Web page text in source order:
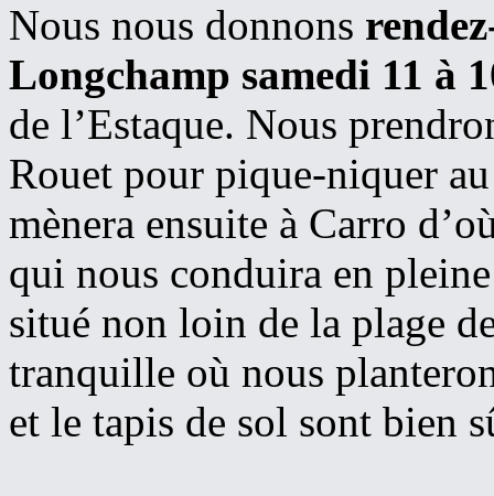
Nous nous donnons
Longchamp samedi 11 à
de l’Estaque. Nous
Rouet pour pique-niquer
mènera ensuite à Carro
qui nous conduira en
situé non loin de la plage
tranquille où nous
et le tapis de sol sont bien